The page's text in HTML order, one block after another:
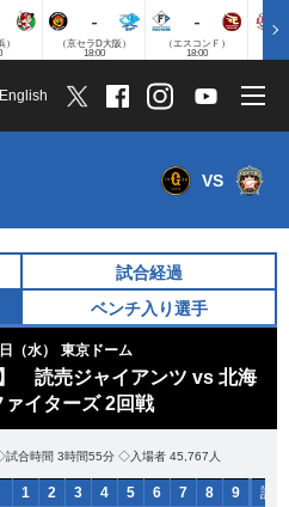
-
（京セラD大阪）
18:00
-
（エスコンＦ）
18:00
English
VS
試合経過
ベンチ入り選手
（水） 東京ドーム
】 読売ジャイアンツ vs 北海
イターズ 2回戦
合時間 3時間55分 ◇入場者 45,767人
1 2 3 4 5 6 7 8 9 計
1 2 3 4 5 6 7 8 9 計
1 2 3 4 5 6 7 8 9 計
1 2 3 4 5 6 7 8 9 計